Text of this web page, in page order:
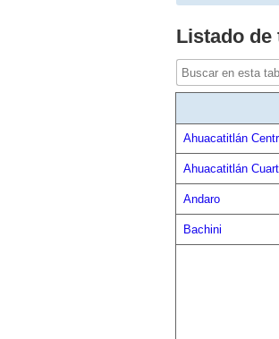
Listado de
Ahuacatitlán
Ahuacatitlán
Andaro
Bachini